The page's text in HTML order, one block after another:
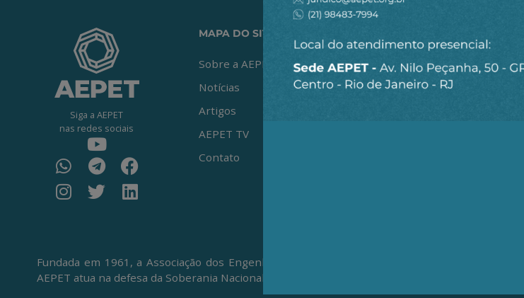
Siga a AEPET
nas redes sociais
MAPA DO SITE
Sobre a AEPET
Notícias
Artigos
AEPET TV
Contato
Clique no botão abaixo
Fundada em 1961, a Associação dos Engenheiros da Petrobrás (AEPET) é uma sociedade
AEPET atua na defesa da Soberania Nacional, da Petrobrás e de seu Corpo Técnico.